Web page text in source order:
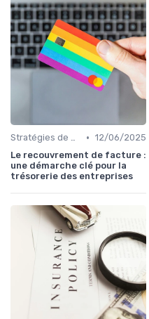
Stratégies de Recouvrement B2B • 12/06/2025
Le recouvrement de facture :
une démarche clé pour la
trésorerie des entreprises